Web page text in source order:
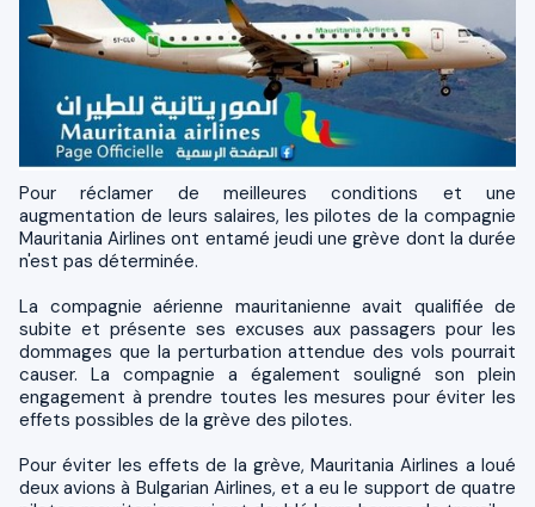
Pour réclamer de meilleures conditions et une
augmentation de leurs salaires, les pilotes de la compagnie
Mauritania Airlines ont entamé jeudi une grève dont la durée
n'est pas déterminée.
La compagnie aérienne mauritanienne avait qualifiée de
subite et présente ses excuses aux passagers pour les
dommages que la perturbation attendue des vols pourrait
causer. La compagnie a également souligné son plein
engagement à prendre toutes les mesures pour éviter les
effets possibles de la grève des pilotes.
Pour éviter les effets de la grève, Mauritania Airlines a loué
deux avions à Bulgarian Airlines, et a eu le support de quatre